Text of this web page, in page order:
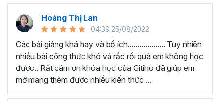
Đặc biệt khiđăng ký khóa học EXG02học viên sẽ có cơ
hội nhận ưu đãi sở hữu trọn đời chỉ với
tác đăng ký khá đơn giản, bạn chỉ cần nhấn vào ĐĂNG
KÝ HỌC NGAY khóa học EXG08 trên gitiho.com là xong.
Nếu có bất cứ thắc mắc nào liên quan đến tớikhóa học
EXG02 - Thủ thuật Excel cập nhật hàng tuầnbạn hãy
để kết nối cho Gitiho qua hotline 0774 116 285 để được
tư vấn chi tiết nhé.
Hoàng Thị Lan
04:39 25/08/2022
Các bài giảng khá hay và bổ ích................... Tuy nhiên
nhiều bài công thức khó và rắc rối quá em không học
được.. Rất cám ơn khóa học của Gitiho đã giúp em
mở mang thêm được nhiều kiến thức ...